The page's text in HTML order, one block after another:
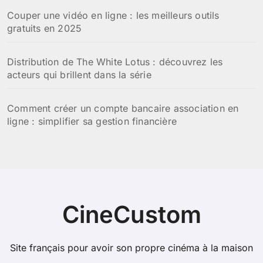
Couper une vidéo en ligne : les meilleurs outils
gratuits en 2025
Distribution de The White Lotus : découvrez les
acteurs qui brillent dans la série
Comment créer un compte bancaire association en
ligne : simplifier sa gestion financière
CineCustom
Site français pour avoir son propre cinéma à la maison